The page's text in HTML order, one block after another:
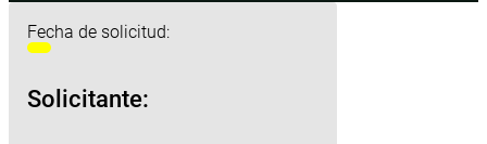
Fecha de solicitud:
Solicitante: